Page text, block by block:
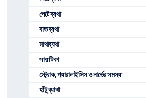
পেটে ব্যথা
বাত ব্যথা
মাথাব্যথা
সায়াটিকা
স্ট্রোক, প্যারালাইসিস ও নার্ভের সমস্যা
হাঁটু ব্যাথা